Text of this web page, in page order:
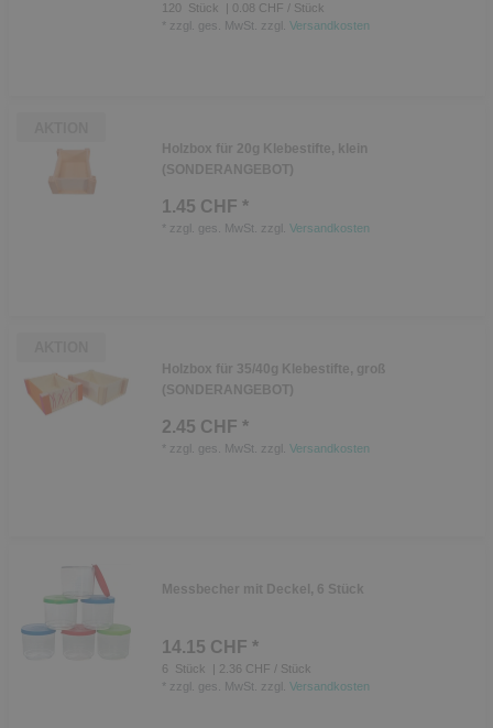
120 Stück
| 0.08 CHF / Stück
zzgl. ges. MwSt. zzgl. Versandkosten
Holzbox für 20g Klebestifte, klein
(SONDERANGEBOT)
1.45 CHF *
zzgl. ges. MwSt. zzgl. Versandkosten
Holzbox für 35/40g Klebestifte, groß
(SONDERANGEBOT)
2.45 CHF *
zzgl. ges. MwSt. zzgl. Versandkosten
Messbecher mit Deckel, 6 Stück
14.15 CHF *
6 Stück
| 2.36 CHF / Stück
zzgl. ges. MwSt. zzgl. Versandkosten